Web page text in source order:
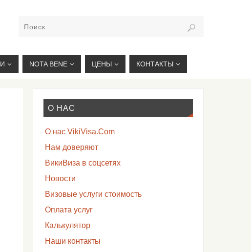
NOTA BENE ЦЕНЫ КОНТАКТЫ
О НАС
О нас VikiVisa.Com
Нам доверяют
ВикиВиза в соцсетях
Новости
Визовые услуги стоимость
Оплата услуг
Калькулятор
Наши контакты